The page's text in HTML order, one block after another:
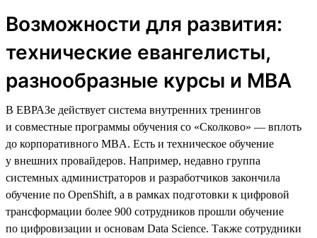
Возможности для развития:
технические евангелисты,
разнообразные курсы и MBA
В ЕВРАЗе действует система внутренних тренингов
и совместные программы обучения со «Сколково» — вплоть
до корпоративного MBA. Есть и техническое обучение
у внешних провайдеров. Например, недавно группа
системных администраторов и разработчиков закончила
обучение по OpenShift, а в рамках подготовки к цифровой
трансформации более 900 сотрудников прошли обучение
по цифровизации и основам Data Science. Также сотрудники